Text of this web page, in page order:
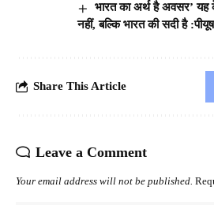
भारत का अर्थ है अवसर’
नहीं, बल्कि भारत की सदी है
Share This Article
Leave a Comment
Your email address will not be published.